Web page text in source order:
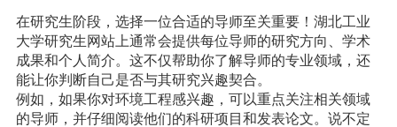
在研究生阶段，选择一位合适的导师至关重要！湖北工业
大学研究生网站上通常会提供每位导师的研究方向、学术
成果和个人简介。这不仅帮助你了解导师的专业领域，还
能让你判断自己是否与其研究兴趣契合。
例如，如果你对环境工程感兴趣，可以重点关注相关领域
的导师，并仔细阅读他们的科研项目和发表论文。说不定